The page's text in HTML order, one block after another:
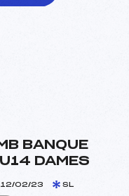
BANQUE
DAMES
12/02/23 SL